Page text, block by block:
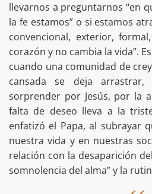
llevarnos a preguntarnos “en
la fe estamos” o si estamos
convencional, exterior,
corazón y no cambia la vida”.
cuando una comunidad de
cansada se deja
sorprender por Jesús, por la
falta de deseo lleva a la
enfatizó el Papa, al subrayar
nuestra vida y en nuestras
relación con la desaparición
somnolencia del alma” y la